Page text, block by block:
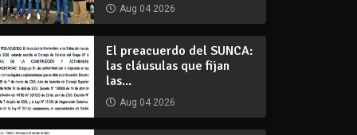
Aug 04 2026
El preacuerdo del SUNCA:
las cláusulas que fijan
las...
Aug 04 2026